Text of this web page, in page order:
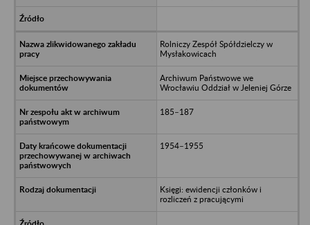
Rolniczy Zespół Spółdzielczy w
Mysłakowicach
Archiwum Państwowe we
Wrocławiu Oddział w Jeleniej Górze
185–187
1954–1955
Księgi: ewidencji członków i
rozliczeń z pracującymi